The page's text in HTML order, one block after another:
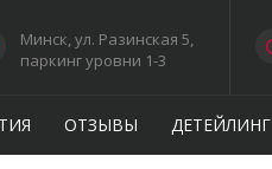
Минск, ул. Разинская 5,
паркинг уровни 1-3
ОТЗЫВЫ ДЕТЕЙЛИНГ